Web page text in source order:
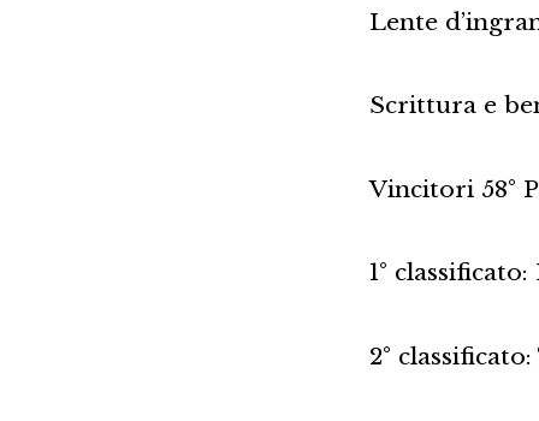
Lente
Scrittura e
Vincitori 58°
1°
2°